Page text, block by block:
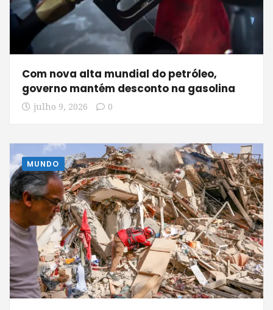
Com nova alta mundial do petróleo,
governo mantém desconto na gasolina
julho 9, 2026 0
MUNDO